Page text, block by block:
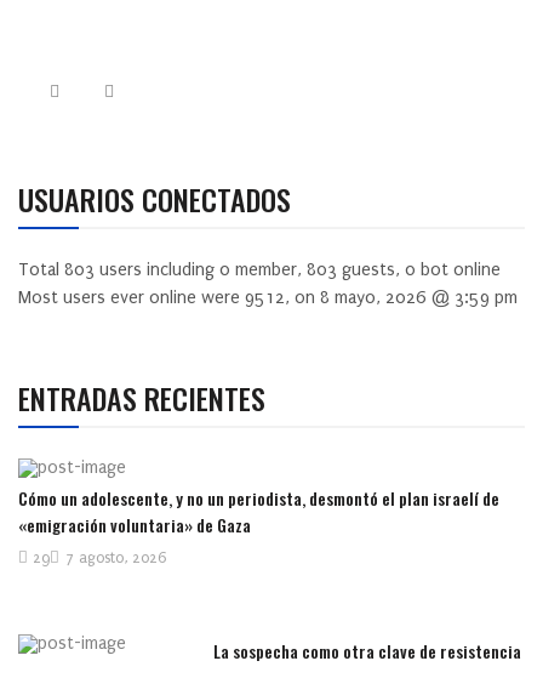
USUARIOS CONECTADOS
Total 803 users including 0 member, 803 guests, 0 bot online
Most users ever online were 9512, on 8 mayo, 2026 @ 3:59 pm
ENTRADAS RECIENTES
Cómo un adolescente, y no un periodista, desmontó el plan israelí de
«emigración voluntaria» de Gaza
7 agosto, 2026
29
La sospecha como otra clave de resistencia